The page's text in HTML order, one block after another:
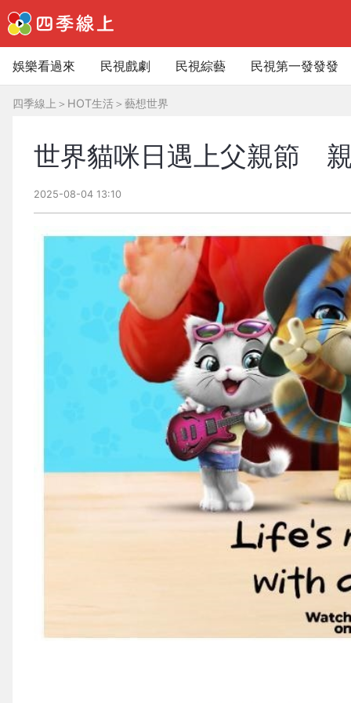
娛樂看過來 民視戲劇 民視綜藝 民視第一發發發
四季線上 ＞ HOT生活＞ 藝想世界
世界貓咪日遇上父親節
2025-08-04 13:10